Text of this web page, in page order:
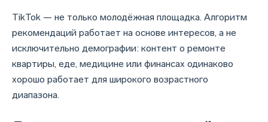
TikTok — не только молодёжная площадка. Алгоритм
рекомендаций работает на основе интересов, а не
исключительно демографии: контент о ремонте
квартиры, еде, медицине или финансах одинаково
хорошо работает для широкого возрастного
диапазона.